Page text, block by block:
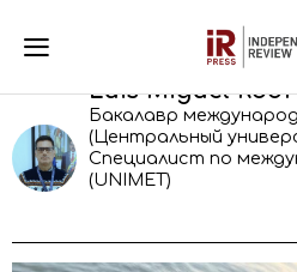
Luis Miguel
Бакалавр
(Центральный
Специалист по
(UNIMET)